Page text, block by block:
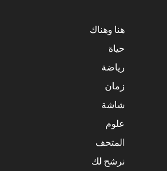
هنا وهناك
حياة
رياضة
زمان
شاشة
علوم
المتحف
نرشح لك